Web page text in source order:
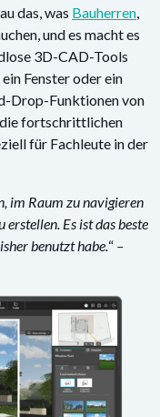
das, was Bauherren,
und es macht es
3D-CAD-Tools
Fenster oder ein
Drop-Funktionen von
fortschrittlichen
für Fachleute in der
im Raum zu navigieren
erstellen. Es ist das beste
benutzt habe.“ –